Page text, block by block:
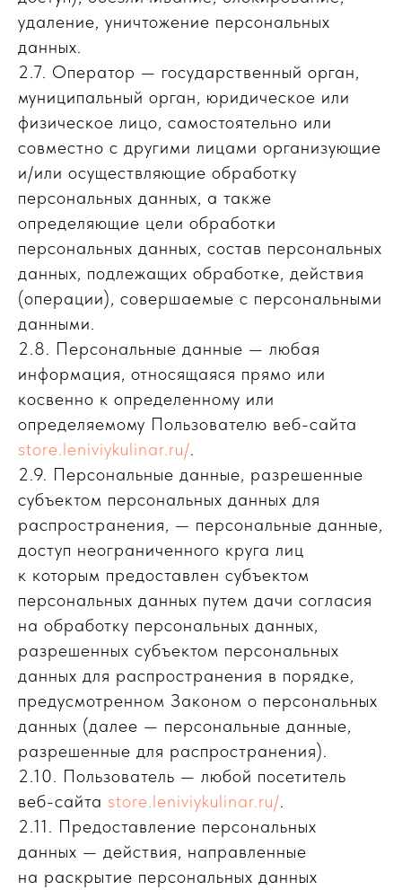
удаление, уничтожение персональных
данных.
2.7. Оператор — государственный орган,
муниципальный орган, юридическое или
физическое лицо, самостоятельно или
совместно с другими лицами организующие
и/или осуществляющие обработку
персональных данных, а также
определяющие цели обработки
персональных данных, состав персональных
данных, подлежащих обработке, действия
(операции), совершаемые с персональными
данными.
2.8. Персональные данные — любая
информация, относящаяся прямо или
косвенно к определенному или
определяемому Пользователю веб-сайта
store.leniviykulinar.ru/.
2.9. Персональные данные, разрешенные
субъектом персональных данных для
распространения, — персональные данные,
доступ неограниченного круга лиц
к которым предоставлен субъектом
персональных данных путем дачи согласия
на обработку персональных данных,
разрешенных субъектом персональных
данных для распространения в порядке,
предусмотренном Законом о персональных
данных (далее — персональные данные,
разрешенные для распространения).
2.10. Пользователь — любой посетитель
веб-сайта store.leniviykulinar.ru/.
2.11. Предоставление персональных
данных — действия, направленные
на раскрытие персональных данных